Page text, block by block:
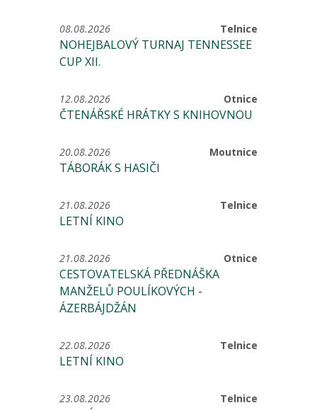
Telnice
08.08.2026
NOHEJBALOVÝ TURNAJ TENNESSEE
CUP XII.
Otnice
12.08.2026
ČTENÁŘSKÉ HRÁTKY S KNIHOVNOU
Moutnice
20.08.2026
TÁBORÁK S HASIČI
Telnice
21.08.2026
LETNÍ KINO
Otnice
21.08.2026
CESTOVATELSKÁ PŘEDNÁŠKA
MANŽELŮ POULÍKOVÝCH -
ÁZERBÁJDŽÁN
Telnice
22.08.2026
LETNÍ KINO
Telnice
23.08.2026